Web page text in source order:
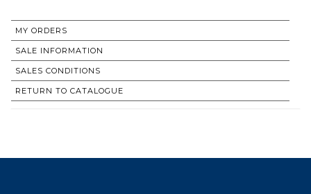
MY ORDERS
SALE INFORMATION
SALES CONDITIONS
RETURN TO CATALOGUE